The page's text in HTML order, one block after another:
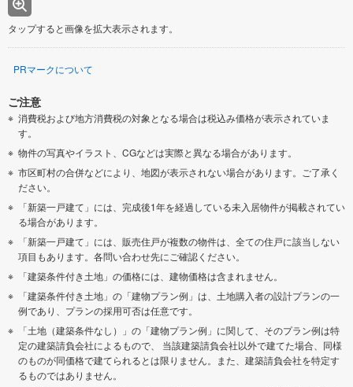
タップすると画像を拡大表示されます。
PRマークについて
ご注意
消費税および地方消費税の対象となる場合は税込み価格が表示されていま
す。
物件の写真やイラスト、CGなどは実際と異なる場合があります。
市区町村の合併などにより、地図が表示されない場合があります。ご了承く
ださい。
「新築一戸建て」には、完成後1年を経過している未入居物件が掲載されてい
る場合があります。
「新築一戸建て」には、販売住戸が複数の物件は、全ての住戸に該当しない
項目もあります。各問い合わせ先にご確認ください。
「建築条件付き土地」の価格には、建物価格は含まれません。
「建築条件付き土地」の「建物プラン例」は、土地購入者の設計プランの一
例であり、プランの採用可否は任意です。
「土地（建築条件なし）」の「建物プラン例」に関して、そのプラン例は特
定の建築請負会社によるもので、 当該建築請負会社以外で建てた場合、同様
のものが同価格で建てられるとは限りません。また、建築請負会社を特定す
るものではありません。